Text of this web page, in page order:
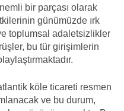
bir parçası olarak
günümüzde ırk
toplumsal adaletsizlikler
bu tür girişimlerin
köle ticareti resmen
ve bu durum,